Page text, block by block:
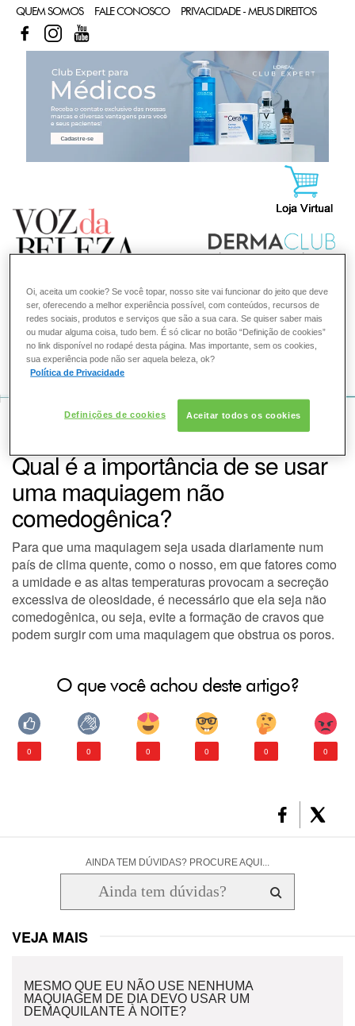
QUEM SOMOS FALE CONOSCO PRIVACIDADE - MEUS DIREITOS
FACEBOOKINSTAGRAM
COMO POSSO AJUDAR? DÚVIDAS SOBRE:
DERMACLUB
CONSULTORIA DE PRODUTOS SKINCEUTICALS
VOZ DA BELEZA SKINCEUTICALS PELE
Qual é a importância de se usar
uma maquiagem não
comedogênica?
Para que uma maquiagem seja usada diariamente num
país de clima quente, como o nosso, em que fatores como
a umidade e as altas temperaturas provocam a secreção
excessiva de oleosidade, é necessário que ela seja não
comedogênica, ou seja, evite a formação de cravos que
podem surgir com uma maquiagem que obstrua os poros.
O que você achou deste artigo?
0 0 0 0 0 0
AINDA TEM DÚVIDAS? PROCURE AQUI...
VEJA MAIS
MESMO QUE EU NÃO USE NENHUMA
MAQUIAGEM DE DIA DEVO USAR UM
DEMAQUILANTE À NOITE?
Oi, aceita um cookie? Se você topar, nosso site vai funcionar do jeito que deve
ser, oferecendo a melhor experiência possível, com conteúdos, recursos de
redes sociais, produtos e serviços que são a sua cara. Se quiser saber mais
ou mudar alguma coisa, tudo bem. É só clicar no botão “Definição de cookies”
no link disponível no rodapé desta página. Mas importante, sem os cookies,
sua experiência pode não ser aquela beleza, ok?
Política de Privacidade
Definições de cookies Aceitar todos os cookies